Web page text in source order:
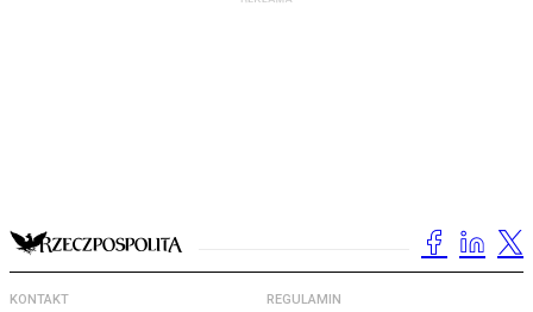
KONTAKT REGULAMIN